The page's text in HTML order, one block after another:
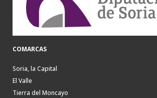
COMARCAS
Soria, la Capital
El Valle
Tierra del Moncayo